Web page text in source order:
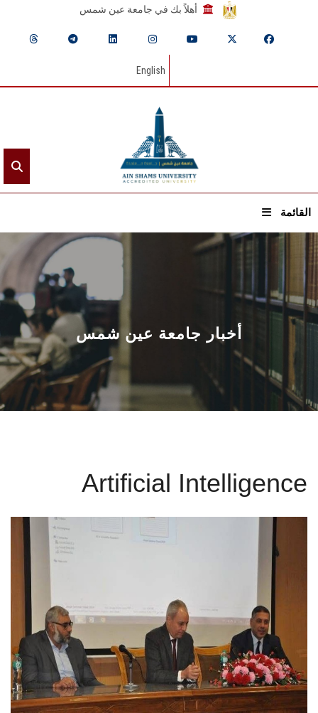
أهلاً بك في جامعة عين شمس
English
القائمة
الرئيسيـة
عن الجامعة
القطاعـات
الشئون الأكاديمية
البحث العلمي
المراكز والوحدات
الأنظمة الذكية
تواصل معنا
الطلاب
هيئة التدريس
أخبار جامعة عين شمس
Artificial Intelligence